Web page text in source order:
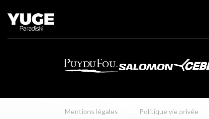
Mentions légales Politique vie privée